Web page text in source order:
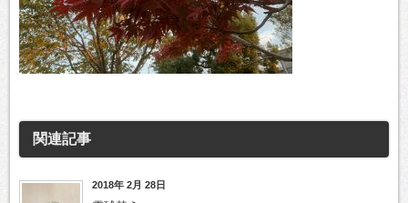
関連記事
2018年 2月 28日